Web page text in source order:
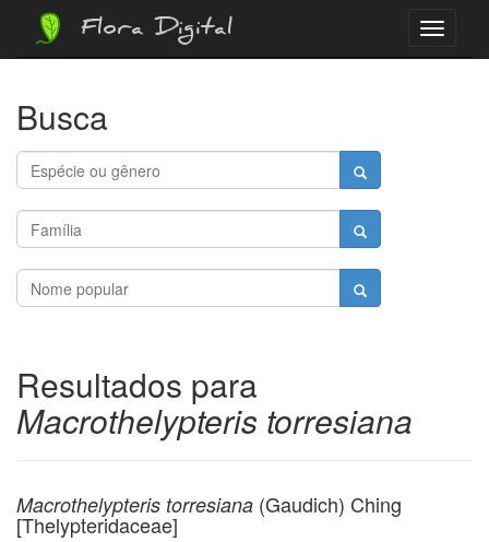
Menu
Flora Digital
Busca
Resultados para
Macrothelypteris torresiana
Macrothelypteris torresiana (Gaudich) Ching
[Thelypteridaceae]